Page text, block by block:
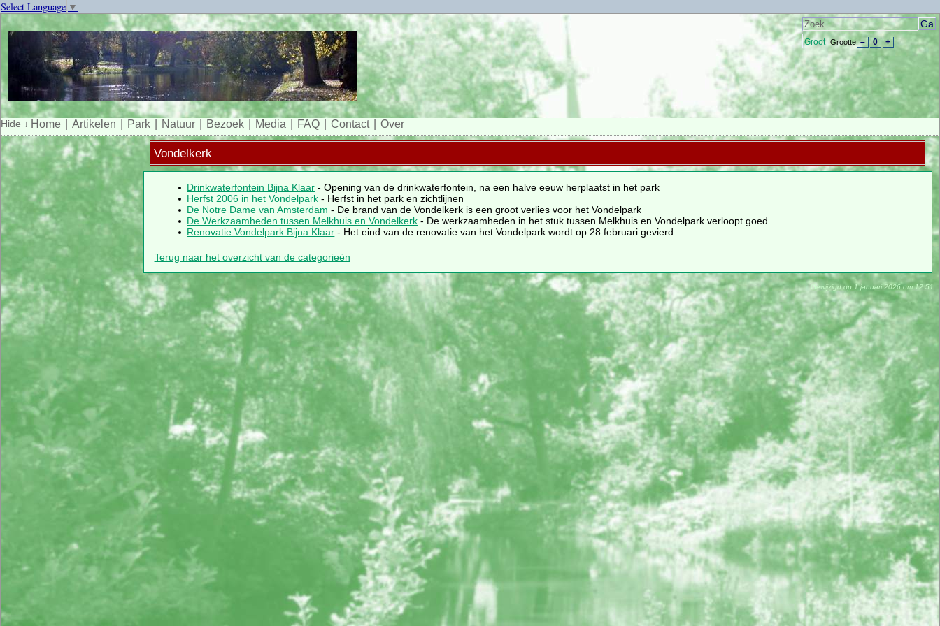
Select Language ▼
Groot Grootte – 0 +
Home Artikelen Park Natuur Bezoek Media FAQ Contact Over
Vondelkerk
Drinkwaterfontein Bijna Klaar - Opening van de drinkwaterfontein, na een halve eeuw herplaatst in het park
Herfst 2006 in het Vondelpark - Herfst in het park en zichtlijnen
De Notre Dame van Amsterdam - De brand van de Vondelkerk is een groot verlies voor het Vondelpark
De Werkzaamheden tussen Melkhuis en Vondelkerk - De werkzaamheden in het stuk tussen Melkhuis en Vondelpark verloopt goed
Renovatie Vondelpark Bijna Klaar - Het eind van de renovatie van het Vondelpark wordt op 28 februari gevierd
Terug naar het overzicht van de categorieën
Gewijzigd op 1 januari 2026 om 12:51